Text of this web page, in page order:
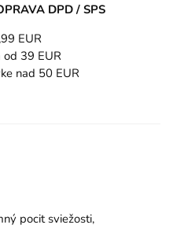
DPD / SPS
EUR
od 39 EUR
nad 50 EUR
pocit sviežosti,